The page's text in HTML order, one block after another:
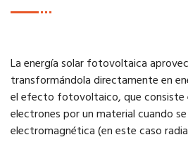
La energía solar fotovoltaica
transformándola directamente en
el efecto fotovoltaico, que consiste
electrones por un material cuando
electromagnética (en este caso